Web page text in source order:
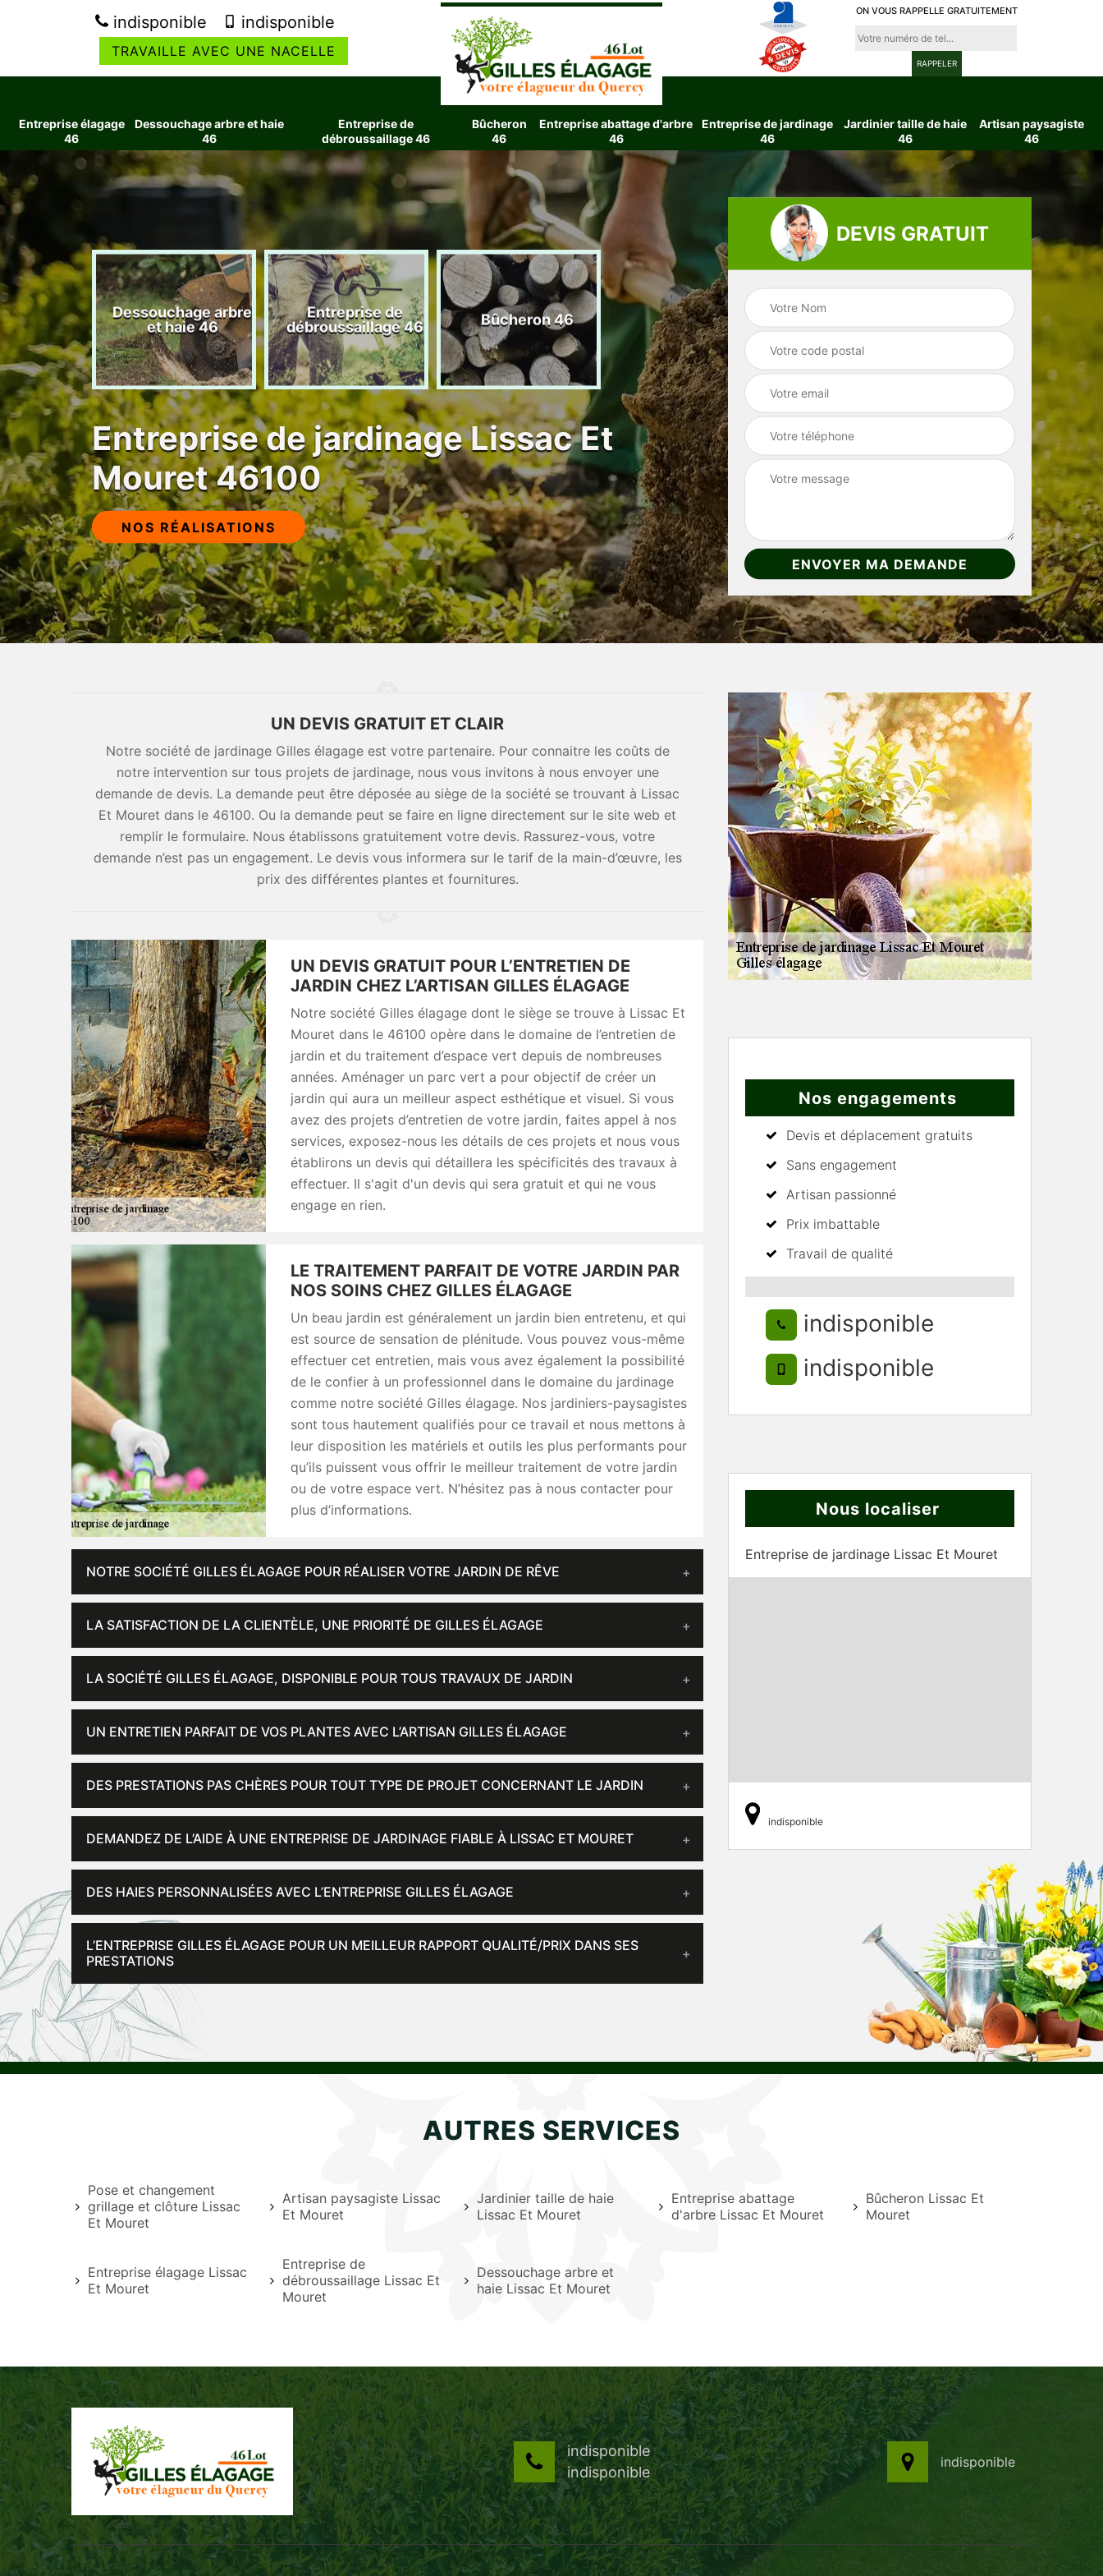
indisponible indisponible
TRAVAILLE AVEC UNE NACELLE
ON VOUS RAPPELLE GRATUITEMENT
Entreprise élagage
46
Dessouchage arbre et haie
46
Entreprise de
débroussaillage 46
Bûcheron
46
Entreprise abattage d'arbre
46
Entreprise de jardinage
46
Jardinier taille de haie
46
Artisan paysagiste
46
élagage
46
Dessouchage arbre
et haie 46
Entreprise de
débroussaillage 46
Bûcheron 46
Entreprise abattage
d'arbre 46
Entreprise de
jardinage 46
Jardinier taille
haie 46
Entreprise de jardinage Lissac Et
Mouret 46100
NOS RÉALISATIONS
DEVIS GRATUIT
UN DEVIS GRATUIT ET CLAIR
Notre société de jardinage Gilles élagage est votre partenaire. Pour connaitre les coûts de
notre intervention sur tous projets de jardinage, nous vous invitons à nous envoyer une
demande de devis. La demande peut être déposée au siège de la société se trouvant à Lissac
Et Mouret dans le 46100. Ou la demande peut se faire en ligne directement sur le site web et
remplir le formulaire. Nous établissons gratuitement votre devis. Rassurez-vous, votre
demande n’est pas un engagement. Le devis vous informera sur le tarif de la main-d’œuvre, les
prix des différentes plantes et fournitures.
UN DEVIS GRATUIT POUR L’ENTRETIEN DE
JARDIN CHEZ L’ARTISAN GILLES ÉLAGAGE
Notre société Gilles élagage dont le siège se trouve à Lissac Et
Mouret dans le 46100 opère dans le domaine de l’entretien de
jardin et du traitement d’espace vert depuis de nombreuses
années. Aménager un parc vert a pour objectif de créer un
jardin qui aura un meilleur aspect esthétique et visuel. Si vous
avez des projets d’entretien de votre jardin, faites appel à nos
services, exposez-nous les détails de ces projets et nous vous
établirons un devis qui détaillera les spécificités des travaux à
effectuer. Il s'agit d'un devis qui sera gratuit et qui ne vous
engage en rien.
LE TRAITEMENT PARFAIT DE VOTRE JARDIN PAR
NOS SOINS CHEZ GILLES ÉLAGAGE
Un beau jardin est généralement un jardin bien entretenu, et qui
est source de sensation de plénitude. Vous pouvez vous-même
effectuer cet entretien, mais vous avez également la possibilité
de le confier à un professionnel dans le domaine du jardinage
comme notre société Gilles élagage. Nos jardiniers-paysagistes
sont tous hautement qualifiés pour ce travail et nous mettons à
leur disposition les matériels et outils les plus performants pour
qu’ils puissent vous offrir le meilleur traitement de votre jardin
ou de votre espace vert. N’hésitez pas à nous contacter pour
plus d’informations.
NOTRE SOCIÉTÉ GILLES ÉLAGAGE POUR RÉALISER VOTRE JARDIN DE RÊVE
LA SATISFACTION DE LA CLIENTÈLE, UNE PRIORITÉ DE GILLES ÉLAGAGE
LA SOCIÉTÉ GILLES ÉLAGAGE, DISPONIBLE POUR TOUS TRAVAUX DE JARDIN
UN ENTRETIEN PARFAIT DE VOS PLANTES AVEC L’ARTISAN GILLES ÉLAGAGE
DES PRESTATIONS PAS CHÈRES POUR TOUT TYPE DE PROJET CONCERNANT LE JARDIN
DEMANDEZ DE L’AIDE À UNE ENTREPRISE DE JARDINAGE FIABLE À LISSAC ET MOURET
DES HAIES PERSONNALISÉES AVEC L’ENTREPRISE GILLES ÉLAGAGE
L’ENTREPRISE GILLES ÉLAGAGE POUR UN MEILLEUR RAPPORT QUALITÉ/PRIX DANS SES
PRESTATIONS
Nos engagements
Devis et déplacement gratuits
Sans engagement
Artisan passionné
Prix imbattable
Travail de qualité
indisponible
indisponible
Nous localiser
Entreprise de jardinage Lissac Et Mouret
indisponible
AUTRES SERVICES
Pose et changement
grillage et clôture Lissac
Et Mouret
Artisan paysagiste Lissac
Et Mouret
Jardinier taille de haie
Lissac Et Mouret
Entreprise abattage
d'arbre Lissac Et Mouret
Bûcheron Lissac Et
Mouret
Entreprise élagage Lissac
Et Mouret
Entreprise de
débroussaillage Lissac Et
Mouret
Dessouchage arbre et
haie Lissac Et Mouret
indisponible
indisponible
indisponible